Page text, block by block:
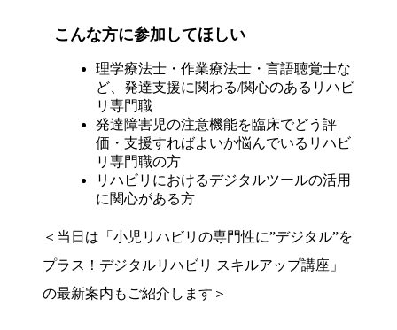
こんな方に参加してほしい
理学療法士・作業療法士・言語聴覚士な
ど、発達支援に関わる/関心のあるリハビ
リ専門職
発達障害児の注意機能を臨床でどう評
価・支援すればよいか悩んでいるリハビ
リ専門職の方
リハビリにおけるデジタルツールの活用
に関心がある方
＜当日は「小児リハビリの専門性に”デジタル”を
プラス！デジタルリハビリ スキルアップ講座」
の最新案内もご紹介します＞